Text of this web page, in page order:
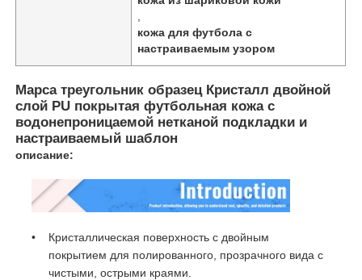
кожа для футбола с
настраиваемым узором
Марса треугольник образец Кристалл двойной
слой PU покрытая футбольная кожа с
водонепроницаемой нетканой подкладки и
настраиваемый шаблон
описание:
Кристаллическая поверхность с двойным
покрытием для полированного, прозрачного вида с
чистыми, острыми краями.